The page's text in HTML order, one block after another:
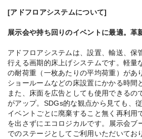
[アドフロアシステムについて]
展示会や持ち回りのイベントに最適。革
アドフロアシステムは、設置、輸送、保
行える画期的床上げシステムです。軽量
の耐荷重（一枚あたりの平均荷重）があ
ショールームなどの床設置にかかる時間
また、床面を広告としても使用できるの
がアップ。 SDGs的な観点から見ても、
イベントごとに廃棄すること無く再利用
を出さずにエコロジカルです。 展示会ブ
でのステージとしてご利用いただいてお